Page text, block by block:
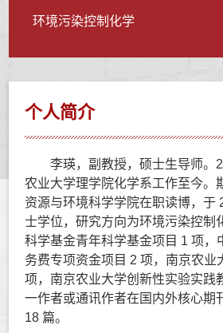
环境污染控制化学
个人简介
李瑛，副教授，硕士生导师。
农业大学理学院化学系工作至今。
资源与环境科学学院在职读博，于
士学位，研究方向为环境污染控制
科学基金青年科学基金项目 1 项，
务费专项资金项目 2 项，南京农业
项，南京农业大学创新性实验实践
一作者或通讯作者在国内外核心期
18 篇。